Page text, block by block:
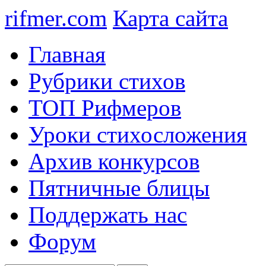
rifmer.com Карта сайта
Главная
Рубрики стихов
ТОП Рифмеров
Уроки стихосложения
Архив конкурсов
Пятничные блицы
Поддержать нас
Форум